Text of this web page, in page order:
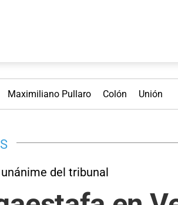
Maximiliano Pullaro Colón Unión
del tribunal